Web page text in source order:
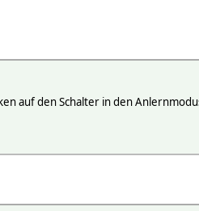
auf den Schalter in den